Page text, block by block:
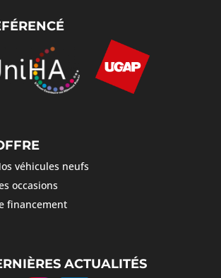
véhicules neufs
occasions
financement
ACTUALITÉS